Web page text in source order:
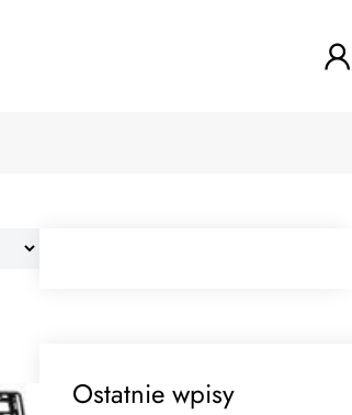
Ostatnie wpisy